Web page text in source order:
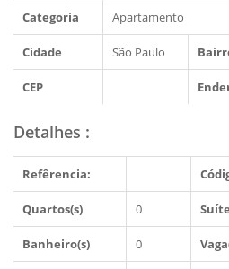
Categoria Apartamento
Cidade São Paulo
CEP
Detalhes :
Refêrencia:
Quartos(s) 0
Banheiro(s) 0